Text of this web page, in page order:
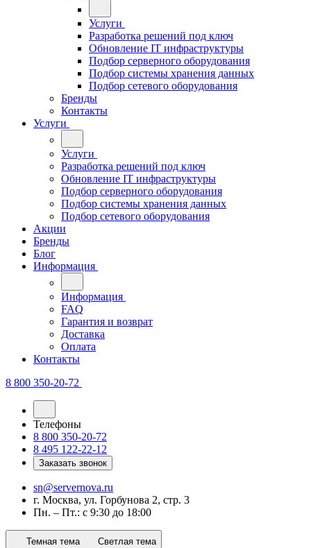
Услуги
Разработка решений под ключ
Обновление IT инфраструктуры
Подбор серверного оборудования
Подбор системы хранения данных
Подбор сетевого оборудования
Бренды
Контакты
Услуги
Услуги
Разработка решений под ключ
Обновление IT инфраструктуры
Подбор серверного оборудования
Подбор системы хранения данных
Подбор сетевого оборудования
Акции
Бренды
Блог
Информация
Информация
FAQ
Гарантия и возврат
Доставка
Оплата
Контакты
8 800 350-20-72
Телефоны
8 800 350-20-72
8 495 122-22-12
Заказать звонок
sn@servernova.ru
г. Москва, ул. Горбунова 2, стр. 3
Пн. – Пт.: с 9:30 до 18:00
Темная тема Светлая тема